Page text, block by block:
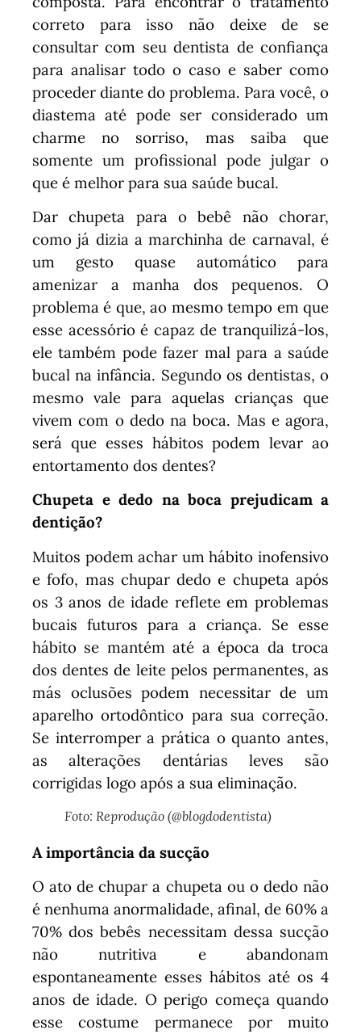
correto para isso não deixe de se
consultar com seu dentista de confiança
para analisar todo o caso e saber como
proceder diante do problema. Para você, o
diastema até pode ser considerado um
charme no sorriso, mas saiba que
somente um profissional pode julgar o
que é melhor para sua saúde bucal.
Dar chupeta para o bebê não chorar,
como já dizia a marchinha de carnaval, é
um gesto quase automático para
amenizar a manha dos pequenos. O
problema é que, ao mesmo tempo em que
esse acessório é capaz de tranquilizá-los,
ele também pode fazer mal para a saúde
bucal na infância. Segundo os dentistas, o
mesmo vale para aquelas crianças que
vivem com o dedo na boca. Mas e agora,
será que esses hábitos podem levar ao
entortamento dos dentes?
Chupeta e dedo na boca prejudicam a
dentição?
Muitos podem achar um hábito inofensivo
e fofo, mas chupar dedo e chupeta após
os 3 anos de idade reflete em problemas
bucais futuros para a criança. Se esse
hábito se mantém até a época da troca
dos dentes de leite pelos permanentes, as
más oclusões podem necessitar de um
aparelho ortodôntico para sua correção.
Se interromper a prática o quanto antes,
as alterações dentárias leves são
corrigidas logo após a sua eliminação.
Foto: Reprodução (@blogdodentista)
A importância da sucção
O ato de chupar a chupeta ou o dedo não
é nenhuma anormalidade, afinal, de 60% a
70% dos bebês necessitam dessa sucção
não nutritiva e abandonam
espontaneamente esses hábitos até os 4
anos de idade. O perigo começa quando
esse costume permanece por muito